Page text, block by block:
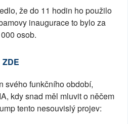
že do 11 hodin ho použilo
inaugurace to bylo za
osob.
ZDE
svého funkčního období,
kdy snad měl mluvit o něčem
tento nesouvislý projev: